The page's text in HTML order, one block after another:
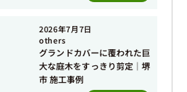
2026年7月7日
others
グランドカバーに覆われた巨
大な庭木をすっきり剪定｜堺
市 施工事例